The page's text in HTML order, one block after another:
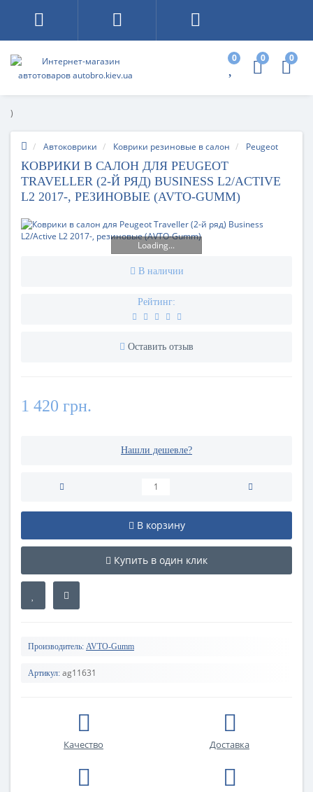
0 0 0
)
Автоковрики Коврики резиновые в салон Peugeot
КОВРИКИ В САЛОН ДЛЯ PEUGEOT
TRAVELLER (2-Й РЯД) BUSINESS L2/ACTIVE
L2 2017-, РЕЗИНОВЫЕ (AVTO-GUMM)
Loading...
В наличии
Рейтинг:
Оставить отзыв
1 420 грн.
Нашли дешевле?
В корзину
Купить в один клик
Производитель: AVTO-Gumm
Артикул: ag11631
Качество Доставка